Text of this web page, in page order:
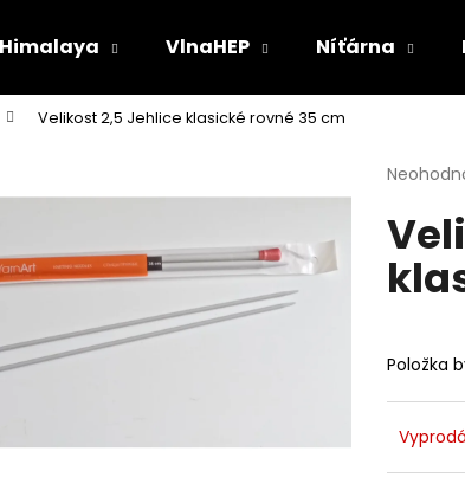
Himalaya VlnaHEP Níťárna
Velikost 2,5 Jehlice klasické rovné 35 cm
produktu
je
0,0
Položka
najít?
Doporučujeme